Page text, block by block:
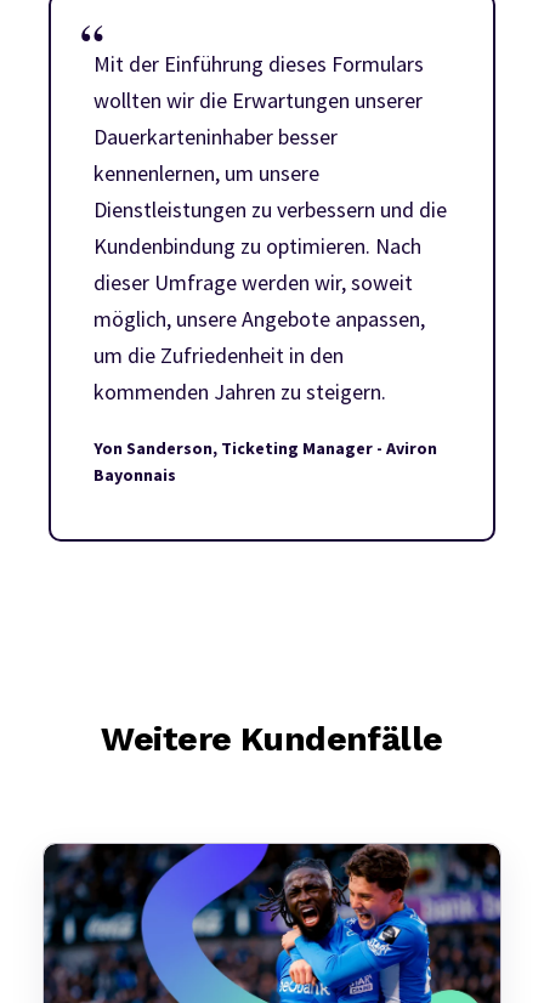
Mit der Einführung dieses Formulars
wollten wir die Erwartungen unserer
Dauerkarteninhaber besser
kennenlernen, um unsere
Dienstleistungen zu verbessern und die
Kundenbindung zu optimieren. Nach
dieser Umfrage werden wir, soweit
möglich, unsere Angebote anpassen,
um die Zufriedenheit in den
kommenden Jahren zu steigern.
Yon Sanderson, Ticketing Manager - Aviron
Bayonnais
Weitere Kundenfälle